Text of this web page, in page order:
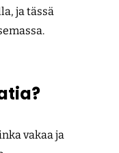
ja tässä
vakaa ja